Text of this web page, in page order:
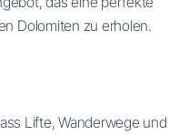
Dolomiten zu erholen.
Lifte, Wanderwege und